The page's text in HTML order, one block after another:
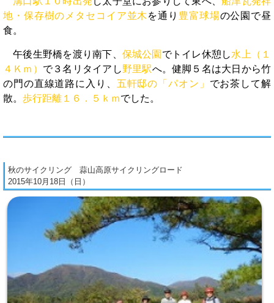
地・保存樹のメタセコイア並木 を通り 豊富球場の公園で昼
食。
午後生野橋を渡り南下、 保城公園 でトイレ休憩し水上（１
４Ｋｍ） で３名リタイアし野里駅へ。健脚５名は大日から竹
の門の直線道路に入り、 五軒邸の「パオン」 でお茶して解
散。 歩行距離１６．５ｋｍでした。
秋のサイクリング 蒜山高原サイクリングロード
2015年10月18日（日）